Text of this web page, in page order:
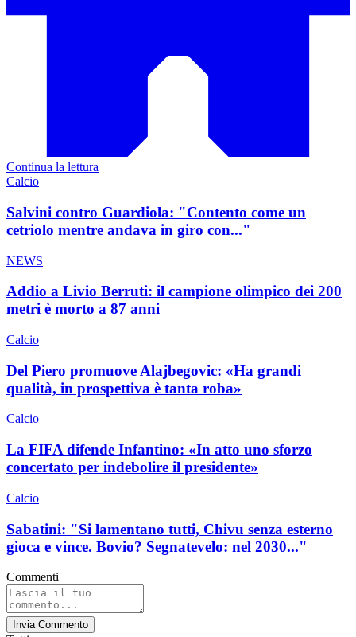
Continua la lettura
Calcio
Salvini contro Guardiola: "Contento come un
cetriolo mentre andava in giro con..."
NEWS
Addio a Livio Berruti: il campione olimpico dei 200
metri è morto a 87 anni
Calcio
Del Piero promuove Alajbegovic: «Ha grandi
qualità, in prospettiva è tanta roba»
Calcio
La FIFA difende Infantino: «In atto uno sforzo
concertato per indebolire il presidente»
Calcio
Sabatini: "Si lamentano tutti, Chivu senza esterno
gioca e vince. Bovio? Segnatevelo: nel 2030..."
Commenti
Invia Commento